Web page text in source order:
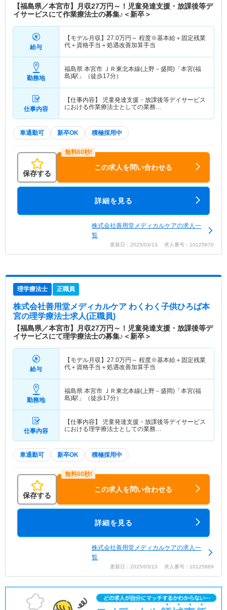
【福島県／本宮市】月収27万円～！児童発達支援・放課後等デ
イサービスにて作業療法士の募集♪＜新卒＞
給与
【モデル月収】 27.0万円～ 程度※基本給＋固定残業
代＋資格手当＋処遇改善加算手当
勤務地
福島県 本宮市
ＪＲ東北本線(上野－盛岡)「本宮(福
島)駅」（徒歩17分）
仕事内容
【仕事内容】 児童発達支援・放課後等デイサービス
における作業療法士としての業務…
車通勤可 新卒OK 積極採用中
保存する
この求人を問い合わせる
詳細を見る
株式会社善用堂メディカルケアの求人一
覧
更新日：2025/03/13 求人番号：10125870
理学療法士 正職員
株式会社善用堂メディカルケア わくわく子供ひろば本
宮の理学療法士求人(正職員)
【福島県／本宮市】月収27万円～！児童発達支援・放課後等デ
イサービスにて理学療法士の募集♪＜新卒＞
給与
【モデル月収】 27.0万円～ 程度※基本給＋固定残業
代＋資格手当＋処遇改善加算手当
勤務地
福島県 本宮市
ＪＲ東北本線(上野－盛岡)「本宮(福
島)駅」（徒歩17分）
仕事内容
【仕事内容】 児童発達支援・放課後等デイサービス
における理学療法士としての業務…
車通勤可 新卒OK 積極採用中
保存する
この求人を問い合わせる
詳細を見る
株式会社善用堂メディカルケアの求人一
覧
更新日：2025/03/13 求人番号：10125869